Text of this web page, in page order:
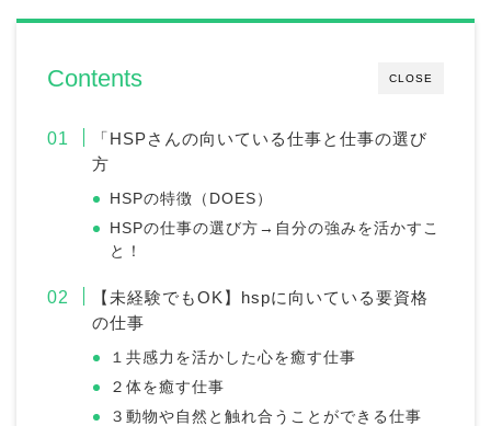
CLOSE
Contents
「HSPさんの向いている仕事と仕事の選び
方
HSPの特徴（DOES）
HSPの仕事の選び方→自分の強みを活かすこ
と！
【未経験でもOK】hspに向いている要資格
の仕事
１共感力を活かした心を癒す仕事
２体を癒す仕事
３動物や自然と触れ合うことができる仕事